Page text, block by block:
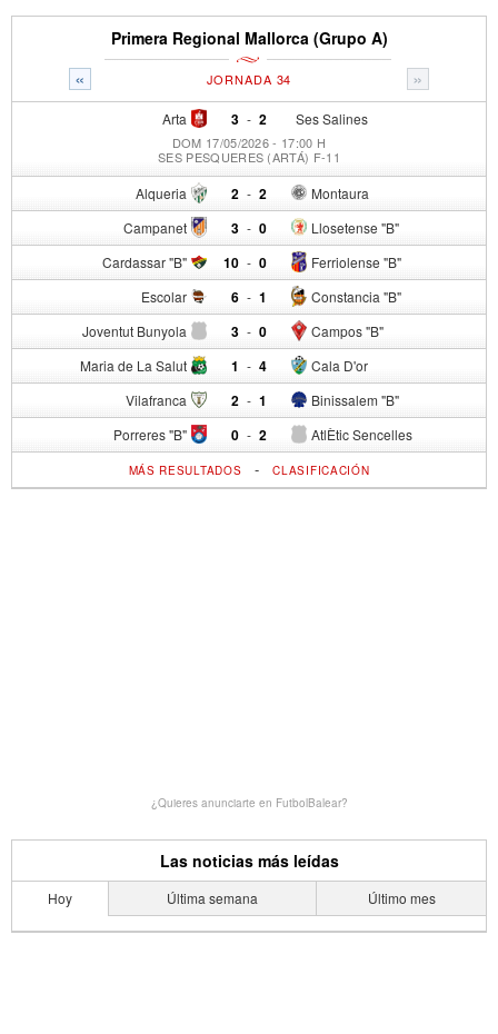
Primera Regional Mallorca (Grupo A)
« »
JORNADA 34
Arta 3 - Ses Salines
2
DOM 17/05/2026 - 17:00 H
SES PESQUERES (ARTÁ) F-11
Alqueria 2 - Montaura
2
Campanet 3 - Llosetense "B"
0
Cardassar "B" 10 - Ferriolense "B"
0
Escolar 6 - Constancia "B"
1
Joventut Bunyola 3 - Campos "B"
0
Maria de La Salut 1 - Cala D'or
4
Vilafranca 2 - Binissalem "B"
1
Porreres "B" 0 - AtlÈtic Sencelles
2
MÁS RESULTADOS -CLASIFICACIÓN
¿Quieres anunciarte en FutbolBalear?
Las noticias más leídas
Hoy Última semana Último mes